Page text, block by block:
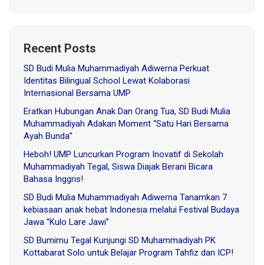
Recent Posts
SD Budi Mulia Muhammadiyah Adiwerna Perkuat
Identitas Bilingual School Lewat Kolaborasi
Internasional Bersama UMP
Eratkan Hubungan Anak Dan Orang Tua, SD Budi Mulia
Muhammadiyah Adakan Moment “Satu Hari Bersama
Ayah Bunda”
Heboh! UMP Luncurkan Program Inovatif di Sekolah
Muhammadiyah Tegal, Siswa Diajak Berani Bicara
Bahasa Inggris!
SD Budi Mulia Muhammadiyah Adiwerna Tanamkan 7
kebiasaan anak hebat Indonesia melalui Festival Budaya
Jawa “Kulo Lare Jawi”
SD Bumimu Tegal Kunjungi SD Muhammadiyah PK
Kottabarat Solo untuk Belajar Program Tahfiz dan ICP!